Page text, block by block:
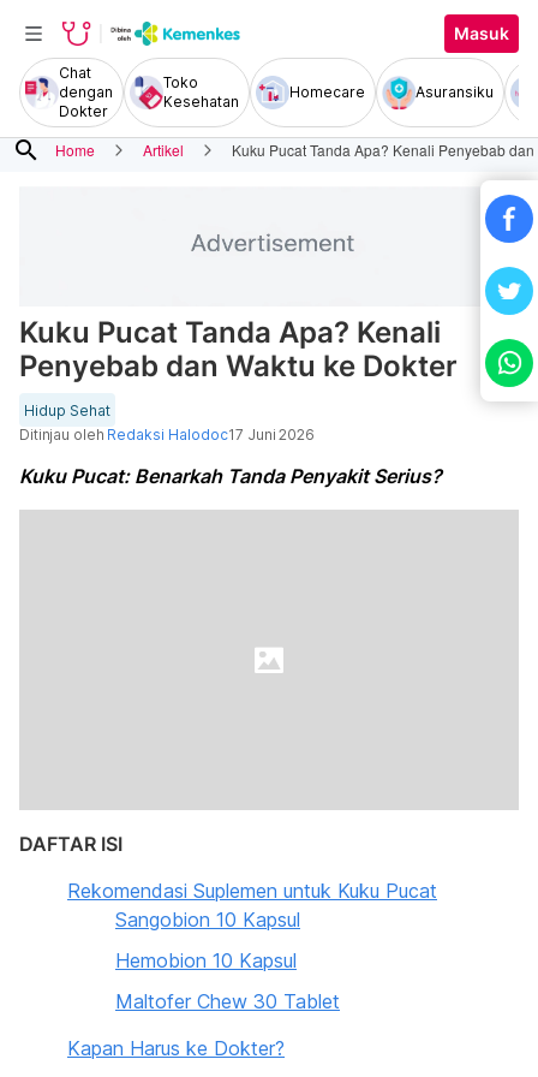
Masuk
Chat
dengan
Dokter
Toko
Kesehatan
Homecare Asuransiku
search Home Artikel Kuku Pucat Tanda Apa? Kenali Penyebab
Kuku Pucat Tanda Apa? Kenali
Penyebab dan Waktu ke Dokter
Hidup Sehat
Ditinjau oleh Redaksi Halodoc17 Juni 2026
Kuku Pucat: Benarkah Tanda Penyakit Serius?
DAFTAR ISI
Rekomendasi Suplemen untuk Kuku Pucat
Sangobion 10 Kapsul
Hemobion 10 Kapsul
Maltofer Chew 30 Tablet
Kapan Harus ke Dokter?